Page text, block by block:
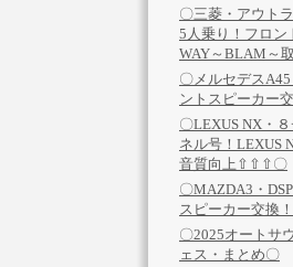
〇三菱・アウト
5人乗り！フロン
WAY～BLAM～
〇メルセデスA45
ントスピーカー
〇LEXUS NX・
ネル号！LEXUS
音質向上⇧⇧⇧〇
〇MAZDA3・
スピーカー交換
〇2025オートサ
ェス・まとめ〇